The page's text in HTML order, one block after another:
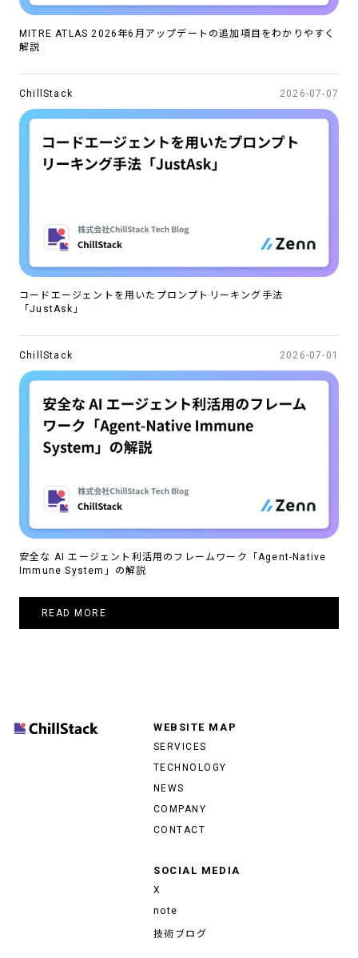
MITRE ATLAS 2026年6月アップデートの追加項目をわかりやすく
解説
ChillStack 2026-07-07
コードエージェントを用いたプロンプトリーキング手法
「JustAsk」
ChillStack 2026-07-01
安全な AI エージェント利活用のフレームワーク「Agent-Native
Immune System」の解説
READ MORE
WEBSITE MAP
SERVICES
TECHNOLOGY
NEWS
COMPANY
CONTACT
SOCIAL MEDIA
X
note
技術ブログ